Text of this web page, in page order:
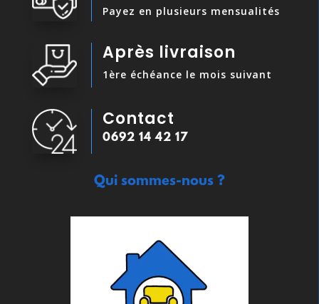
Payez en plusieurs mensualités
Après livraison
1ère échéance le mois suivant
Contact
0692 14 42 17
Qui sommes-nous ?